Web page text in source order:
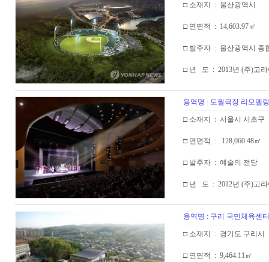
□ 소재지 : 울산광역시
□ 연면적 : 14,603.97㎡
□ 발주자 : 울산광역시 종
□ 년 도 : 2013년 (주)고라
용역명 : 토월극장 리모델
□ 소재지 : 서울시 서초구
□ 연면적 : 128,060.48㎡
□ 발주자 : 예술의 전당
□ 년 도 : 2012년 (주)고라
용역명 : 구리 국민체육센
□ 소재지 : 경기도 구리시
□ 연면적 : 9,464.11㎡